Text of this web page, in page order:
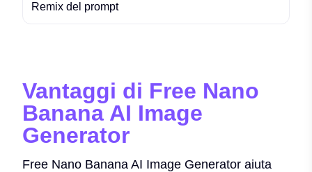
Remix del prompt
Vantaggi di Free Nano
Banana AI Image
Generator
Free Nano Banana AI Image Generator aiuta